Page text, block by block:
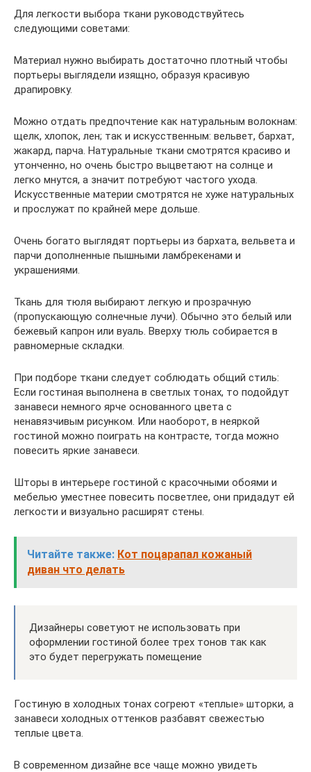
Для легкости выбора ткани руководствуйтесь
следующими советами:
Материал нужно выбирать достаточно плотный чтобы
портьеры выглядели изящно, образуя красивую
драпировку.
Можно отдать предпочтение как натуральным волокнам:
щелк, хлопок, лен; так и искусственным: вельвет, бархат,
жакард, парча. Натуральные ткани смотрятся красиво и
утонченно, но очень быстро выцветают на солнце и
легко мнутся, а значит потребуют частого ухода.
Искусственные материи смотрятся не хуже натуральных
и прослужат по крайней мере дольше.
Очень богато выглядят портьеры из бархата, вельвета и
парчи дополненные пышными ламбрекенами и
украшениями.
Ткань для тюля выбирают легкую и прозрачную
(пропускающую солнечные лучи). Обычно это белый или
бежевый капрон или вуаль. Вверху тюль собирается в
равномерные складки.
При подборе ткани следует соблюдать общий стиль:
Если гостиная выполнена в светлых тонах, то подойдут
занавеси немного ярче основанного цвета с
ненавязчивым рисунком. Или наоборот, в неяркой
гостиной можно поиграть на контрасте, тогда можно
повесить яркие занавеси.
Шторы в интерьере гостиной с красочными обоями и
мебелью уместнее повесить посветлее, они придадут ей
легкости и визуально расширят стены.
Читайте также: Кот поцарапал кожаный
диван что делать
Дизайнеры советуют не использовать при
оформлении гостиной более трех тонов так как
это будет перегружать помещение
Гостиную в холодных тонах согреют «теплые» шторки, а
занавеси холодных оттенков разбавят свежестью
теплые цвета.
В современном дизайне все чаще можно увидеть